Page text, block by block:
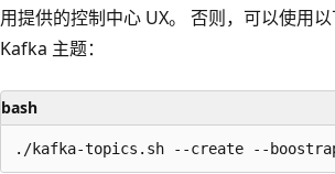
用提供的控制中心 UX。 否则，可以使用
Kafka 主题：
bash